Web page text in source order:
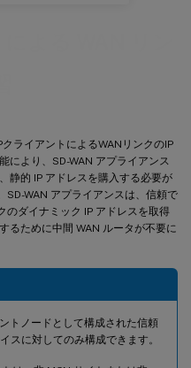
ライアントによるWANリンクのIP
により、SD-WAN アプライアンス
静的 IP アドレスを購入する必要が
SD-WAN アプライアンスは、信頼で
のダイナミック IP アドレスを取得
るために中間 WAN ルータが不要に
トノードとして構成された信頼
スに対してのみ構成できます。